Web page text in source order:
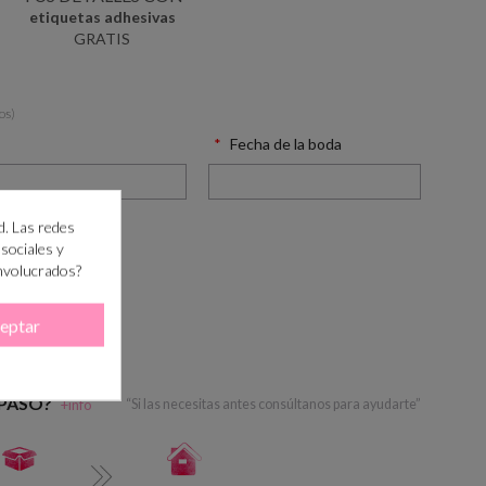
etiquetas adhesivas
GRATIS
Fecha de la boda
+info “Si las necesitas antes consúltanos para ayudarte”
Las redes
y